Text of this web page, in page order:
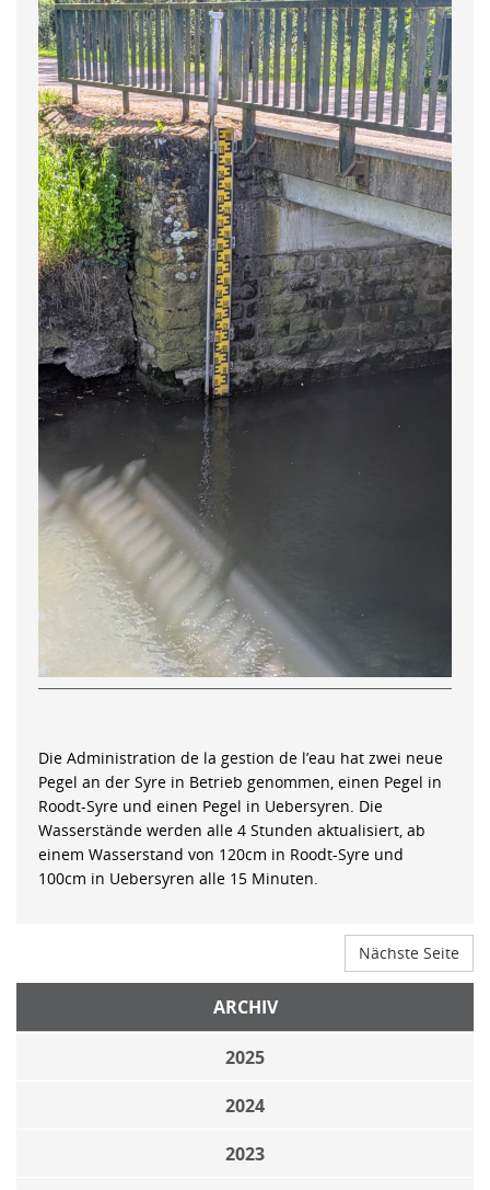
Die Administration de la gestion de l’eau hat zwei neue
Pegel an der Syre in Betrieb genommen, einen Pegel in
Roodt-Syre und einen Pegel in Uebersyren. Die
Wasserstände werden alle 4 Stunden aktualisiert, ab
einem Wasserstand von 120cm in Roodt-Syre und
100cm in Uebersyren alle 15 Minuten.
Nächste Seite
ARCHIV
2025
2024
2023